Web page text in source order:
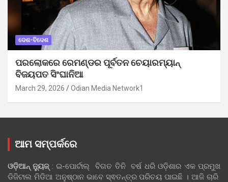
ଦେଶ-ବିଦେଶ
ପରଲୋକରେ ରେମଣ୍ଡର ପୂର୍ବତନ ଚେୟାରମ୍ୟାନ୍
ବିଜୟପତ ସିଂଘାନିଆ
March 29, 2026 Odian Media Network1
ଆମ ସମ୍ପର୍କରେ
ଓଡ଼ିଆନ୍‍ ନ୍ୟୁଜ୍‍: ଇ-ପୋର୍ଟାଲ୍ ବିଗତ ତିନି ବର୍ଷ ଧରି ଓଡ଼ିଶାର ଏକ ପ୍ରମୁଖ
ଡିଜିଟାଲ ମିଡିଆ ଅନୁଷ୍ଠାନ ଭାବେ ସ୍ଵତନ୍ତ୍ର ପରିଚୟ ପାଇଛି । ଆଜି ଚାରି